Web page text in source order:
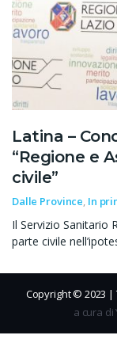
Latina –
“Regione e
civile”
Dalle Province, In
Il Servizio Sanitario
parte civile
Copyright © 2023
a cura di